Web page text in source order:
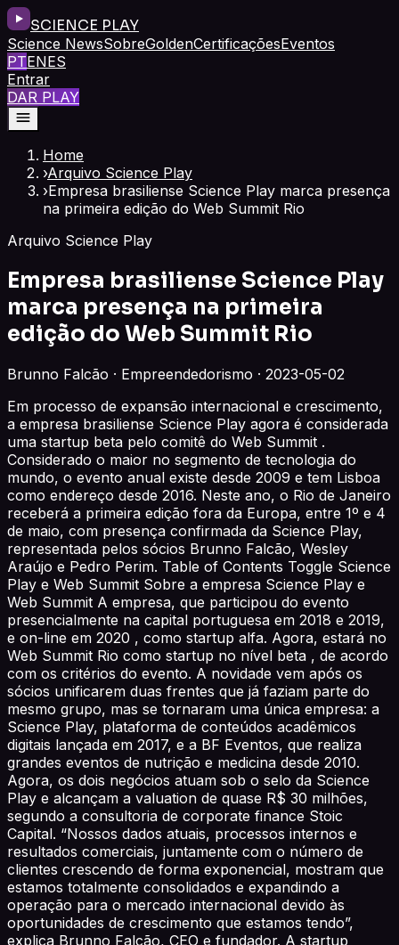
SCIENCE PLAY
Science NewsSobreGoldenCertificaçõesEventos
PTENES
Entrar
DAR PLAY
Home
›Arquivo Science Play
›Empresa brasiliense Science Play marca presença
na primeira edição do Web Summit Rio
Arquivo Science Play
Empresa brasiliense Science Play
marca presença na primeira
edição do Web Summit Rio
Brunno Falcão · Empreendedorismo · 2023-05-02
Em processo de expansão internacional e crescimento,
a empresa brasiliense Science Play agora é considerada
uma startup beta pelo comitê do Web Summit .
Considerado o maior no segmento de tecnologia do
mundo, o evento anual existe desde 2009 e tem Lisboa
como endereço desde 2016. Neste ano, o Rio de Janeiro
receberá a primeira edição fora da Europa, entre 1º e 4
de maio, com presença confirmada da Science Play,
representada pelos sócios Brunno Falcão, Wesley
Araújo e Pedro Perim. Table of Contents Toggle Science
Play e Web Summit Sobre a empresa Science Play e
Web Summit A empresa, que participou do evento
presencialmente na capital portuguesa em 2018 e 2019,
e on-line em 2020 , como startup alfa. Agora, estará no
Web Summit Rio como startup no nível beta , de acordo
com os critérios do evento. A novidade vem após os
sócios unificarem duas frentes que já faziam parte do
mesmo grupo, mas se tornaram uma única empresa: a
Science Play, plataforma de conteúdos acadêmicos
digitais lançada em 2017, e a BF Eventos, que realiza
grandes eventos de nutrição e medicina desde 2010.
Agora, os dois negócios atuam sob o selo da Science
Play e alcançam a valuation de quase R$ 30 milhões,
segundo a consultoria de corporate finance Stoic
Capital. “Nossos dados atuais, processos internos e
resultados comerciais, juntamente com o número de
clientes crescendo de forma exponencial, mostram que
estamos totalmente consolidados e expandindo a
operação para o mercado internacional devido às
oportunidades de crescimento que estamos tendo”,
explica Brunno Falcão, CEO e fundador. A startup